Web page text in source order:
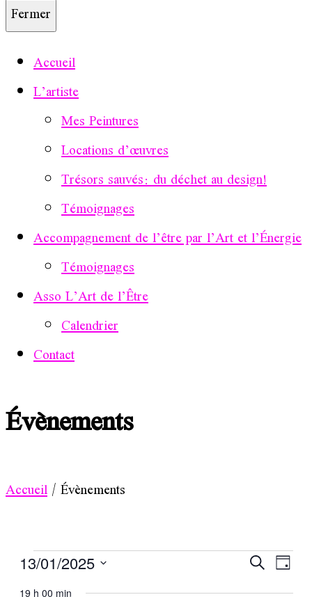
Fermer
Accueil
L’artiste
Mes Peintures
Locations d’œuvres
Trésors sauvés: du déchet au design!
Témoignages
Accompagnement de l’être par l’Art et l’Énergie
Témoignages
Asso L’Art de l’Être
Calendrier
Contact
Évènements
Accueil/Évènements
Évènements
Recherche
Jour
13/01/2025
Sélectionnez
19 h 00 min